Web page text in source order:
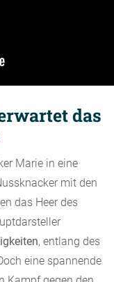
das
Marie in eine
mit den
das Heer des
, entlang des
Doch eine spannende